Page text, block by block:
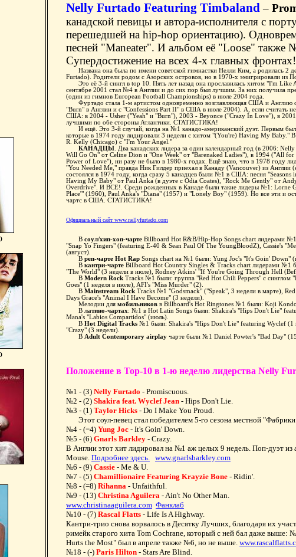
Nelly Furtado Featuring Timbaland–
канадской певицы и автора-исполнителя с
перешедшей на hip-hop ориентацию).
песней "Maneater". И альбом её "Loose"
Супердостижение на всех 4-х главных
Названа она была по имени советской гимнастки Нелли Ким, а родилась 2
Furtado). Родители родом с Азорских островов, но в 1970-х эмигрировали из
Это её 3-й сингл в top 10. Пять лет назад она прославилась хитом "I'm
сентябре 2001 стал №4 в Англии и до сих пор был лучшим. За них получила
(один из гимнов European Football Championships) в июле 2004 года.
Фуртадо стала 1-м артистом одновременно возглавляющая США и Англию с
"Burn" в Англии и с "Confessions Part II" в США в июле 2004). А, если считать
США: в 2004 - Usher ("Yeah" и "Burn"), 2003 - Beyonce ("Crazy In Love"), в
лучшими по обе стороны Атлантики. СТАТИСТИКА!
И ещё. Это 3-й случай, когда на №1 канадо-американский дуэт. Первым был
которые в 1974 году лидировали 3 недели с хитом "(You're) Having My Baby."
R. Kelly (Chicago) с "I'm Your Angel."
КАНАДЦЫ . Два канадских лидера за один календарный год (в 2006:
Will Go On" от Celine Dion и "One Week" от "Barenaked Ladies"), в 1994 ("All
Power of Love"), ни разу не было в 1980-х годах. Ещё знаю, что в 1978 году
"You Needed Me," правда Ник Гилдер приехал в Канаду (Vancouver) из Англии
состоялся в 1974 году, когда сразу 5 канадцев были №1 в США: песня
Having My Baby" от Paul Anka (в дуэте с Odia Coates), "Rock Me Gently" от
Overdrive". И ВСЕ!. Среди рожденных в Канаде были такие лидеры №1: Lorne
Place'" (1960), Paul Anka's "Diana" (1957) и "Lonely Boy" (1959). Но все эти и
чартс в США. СТАТИСТИКА!
Официальный сайт www.nellyfurtado.com
Всоул/хип-хоп-чарте Billboard Hot R&B/Hip-Hop Songs chart лидерами
"Snap Yo Fingers" (featuring E-40 & Sean Paul Of The YoungBloodZ), Cassie's
(август).
Вреп-чарте Hot Rap Songs chart на №1 были: Yung Joc's "It's Goin' Down"
Вкантри-чарте Billboard Hot Country Singles & Tracks chart лидерами №1
"The World" (3 недели в июле), Rodney Atkins' "If You're Going Through Hell
ВModern Rock Tracks №1 были: группа "Red Hot Chili Peppers" с синглом
Goes" (1 неделя в июле), AFI's "Miss Murder" (2).
ВMainstream Rock Tracks №1 "Godsmack" ("Speak", 3 недели в марте),
Days Grace's "Animal I Have Become" (3 недели).
Мелодии длямобильников в Billboard's Hot Ringtones №1 были: Koji
Влатино-чартах: №1 в Hot Latin Songs были: Shakira's "Hips Don't Lie"
Mana's "Labios Compartidos" (июль).
ВHot Digital Tracks№1 были: Shakira's "Hips Don't Lie" featuring Wyclef (1
"Crazy" (3 недели).
В Adult Contemporary airplay чарте были №1 Daniel Powter's "Bad Day" (15
Положение в Top-10 в 1-ю неделю лидерства Nelly
№1 - (3)Nelly Furtado- Promiscuous.
№2 - (2)Shakira feat. Wyclef Jean - Hips Don't Lie.
№3 - (1)Taylor Hicks- Do I Make You Proud.
Этот соул-певец стал победителем 5-го сезона местной
№4 - (=4)Yung Joc - It's Goin' Down.
№5 - (6)Gnarls Barkley- Crazy.
В Англии этот хит лидировал на №1 аж целых 9 недель. Поп-дуэт
Mouse.Подробнее здесь.
www.gnarlsbarkley.com
№6 - (9)Cassie - Me & U.
№7 - (5)Chamillionaire Featuring Krayzie Bone - Ridin'.
№8 - (=8)Rihanna- Unfaithful.
№9 - (13)Christina Aguilera- Ain't No Other Man.
www.christinaaguilera.com Фанклаб
№10 - (7)Rascal Flatts- Life Is A Highway.
Кантри-трио снова ворвалось в Десятку Лучших, благодаря их
римейк старого хита Tom Cochrane, который с ней бал даже
Hurts the Most" был в апреле также №6, но не выше.
№18 - (-)Paris Hilton- Stars Are Blind.